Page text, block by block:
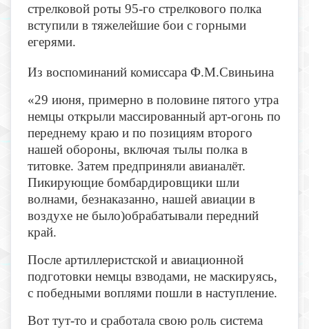
стрелковой роты 95-го стрелкового полка
вступили в тяжелейшие бои с горными
егерями.
Из воспоминаний комиссара Ф.М.Свиньина
«29 июня, примерно в половине пятого утра
немцы открыли массированный арт-огонь по
переднему краю и по позициям второго
нашей обороны, включая тылы полка в
титовке. Затем предприняли авианалёт.
Пикирующие бомбардировщики шли
волнами, безнаказанно, нашей авиации в
воздухе не было)обрабатывали передний
край.
После артиллеристской и авиационной
подготовки немцы взводами, не маскируясь,
с победными воплями пошли в наступление.
Вот тут-то и сработала свою роль система